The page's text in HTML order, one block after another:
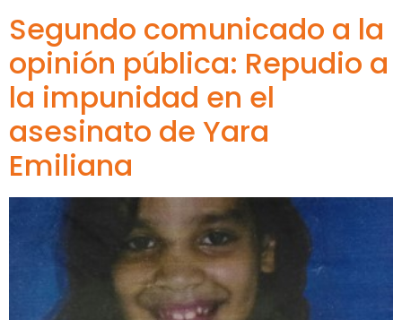
Segundo comunicado a la
opinión pública: Repudio a
la impunidad en el
asesinato de Yara
Emiliana